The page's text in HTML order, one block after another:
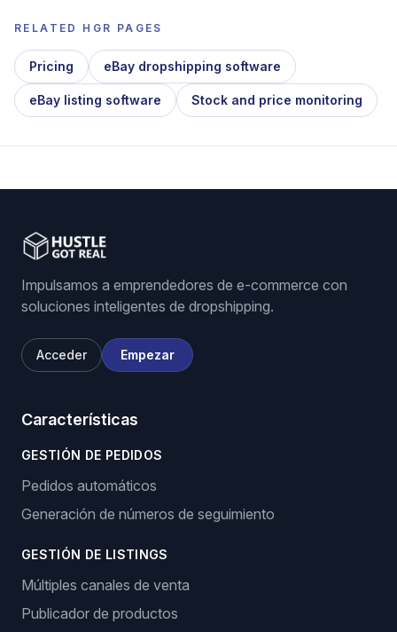
RELATED HGR PAGES
Pricing eBay dropshipping software
eBay listing software Stock and price monitoring
Impulsamos a emprendedores de e-commerce con
soluciones inteligentes de dropshipping.
Acceder Empezar
Características
GESTIÓN DE PEDIDOS
Pedidos automáticos
Generación de números de seguimiento
GESTIÓN DE LISTINGS
Múltiples canales de venta
Publicador de productos